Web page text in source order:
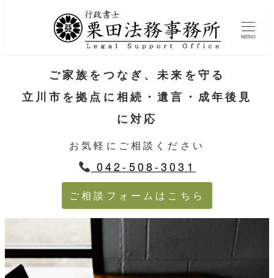
MENU
ご家族をつなぎ、未来を守る
立川市を拠点に相続・遺言・成年後見
に対応
お気軽にご相談ください
042-508-3031
ご相談フォームはこちら